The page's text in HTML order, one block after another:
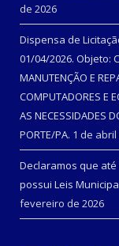
de 2026
Dispensa de
01/04/2026. Objeto:
MANUTENÇÃO E
COMPUTADORES E
AS NECESSIDADES
PORTE/PA. 1 de abril
Declaramos que
possui Leis
fevereiro de 2026